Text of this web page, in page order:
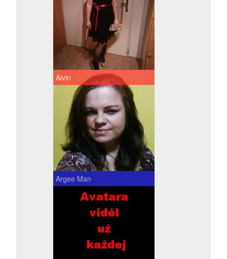
Aivin
Argee Man